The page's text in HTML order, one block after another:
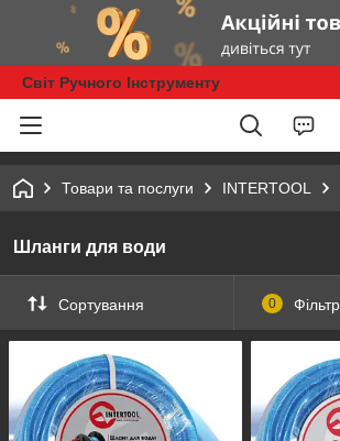
Світ Ручного Інструменту
Товари та послуги INTERTOOL
Шланги для води
Сортування 0